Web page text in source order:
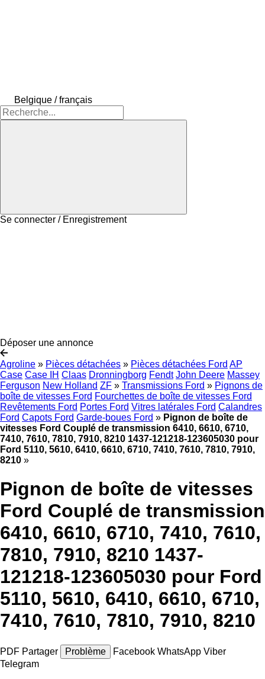
Belgique / français
Se connecter / Enregistrement
Déposer une annonce
Agroline » Pièces détachées » Pièces détachées Ford AP
Case Case IH Claas Dronningborg Fendt John Deere Massey
Ferguson New Holland ZF » Transmissions Ford » Pignons de
boîte de vitesses Ford Fourchettes de boîte de vitesses Ford
Revêtements Ford Portes Ford Vitres latérales Ford Calandres
Ford Capots Ford Garde-boues Ford » Pignon de boîte de
vitesses Ford Couplé de transmission 6410, 6610, 6710,
7410, 7610, 7810, 7910, 8210 1437-121218-123605030 pour
Ford 5110, 5610, 6410, 6610, 6710, 7410, 7610, 7810, 7910,
8210 »
Pignon de boîte de vitesses
Ford Couplé de transmission
6410, 6610, 6710, 7410, 7610,
7810, 7910, 8210 1437-
121218-123605030 pour Ford
5110, 5610, 6410, 6610, 6710,
7410, 7610, 7810, 7910, 8210
PDF Partager Problème Facebook WhatsApp Viber
Telegram